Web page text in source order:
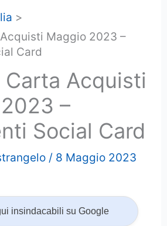
Maggio 2023 –
Card
Carta Acquisti
–
Social Card
/ 8 Maggio 2023
insindacabili su Google